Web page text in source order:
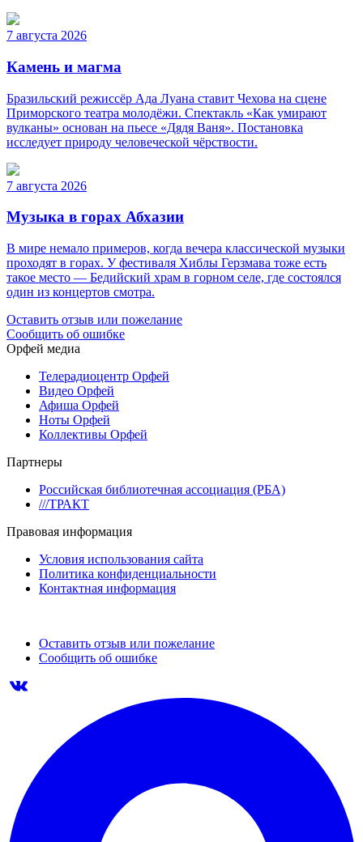
7 августа 2026
Камень и магма
Бразильский режиссёр Ада Луана ставит Чехова на сцене
Приморского театра молодёжи. Спектакль «Как умирают
вулканы» основан на пьесе «Дядя Ваня». Постановка
исследует природу человеческой чёрствости.
7 августа 2026
Музыка в горах Абхазии
В мире немало примеров, когда вечера классической музыки
проходят в горах. У фестиваля Хиблы Герзмава тоже есть
такое место — Бедийский храм в горном селе, где состоялся
один из концертов смотра.
Оставить отзыв или пожелание
Сообщить об ошибке
Орфей медиа
Телерадиоцентр Орфей
Видео Орфей
Афиша Орфей
Ноты Орфей
Коллективы Орфей
Партнеры
Российская библиотечная ассоциация (РБА)
///ТРАКТ
Правовая информация
Условия использования сайта
Политика конфиденциальности
Контактная информация
Оставить отзыв или пожелание
Сообщить об ошибке